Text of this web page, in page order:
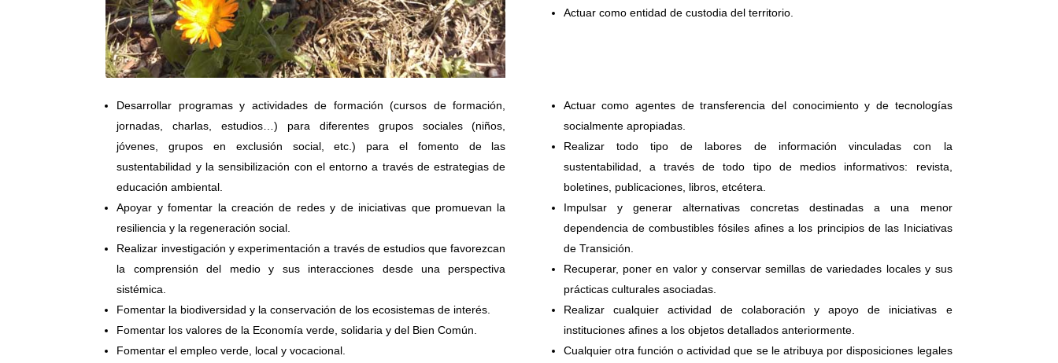
Actuar como entidad de custodia del territorio.
Desarrollar programas y actividades de formación (cursos de formación,
jornadas, charlas, estudios…) para diferentes grupos sociales (niños,
jóvenes, grupos en exclusión social, etc.) para el fomento de las
sustentabilidad y la sensibilización con el entorno a través de estrategias de
educación ambiental.
Apoyar y fomentar la creación de redes y de iniciativas que promuevan la
resiliencia y la regeneración social.
Realizar investigación y experimentación a través de estudios que favorezcan
la comprensión del medio y sus interacciones desde una perspectiva
sistémica.
Fomentar la biodiversidad y la conservación de los ecosistemas de interés.
Fomentar los valores de la Economía verde, solidaria y del Bien Común.
Fomentar el empleo verde, local y vocacional.
Actuar como agentes de transferencia del conocimiento y de tecnologías
socialmente apropiadas.
Realizar todo tipo de labores de información vinculadas con la
sustentabilidad, a través de todo tipo de medios informativos: revista,
boletines, publicaciones, libros, etcétera.
Impulsar y generar alternativas concretas destinadas a una menor
dependencia de combustibles fósiles afines a los principios de las Iniciativas
de Transición.
Recuperar, poner en valor y conservar semillas de variedades locales y sus
prácticas culturales asociadas.
Realizar cualquier actividad de colaboración y apoyo de iniciativas e
instituciones afines a los objetos detallados anteriormente.
Cualquier otra función o actividad que se le atribuya por disposiciones legales